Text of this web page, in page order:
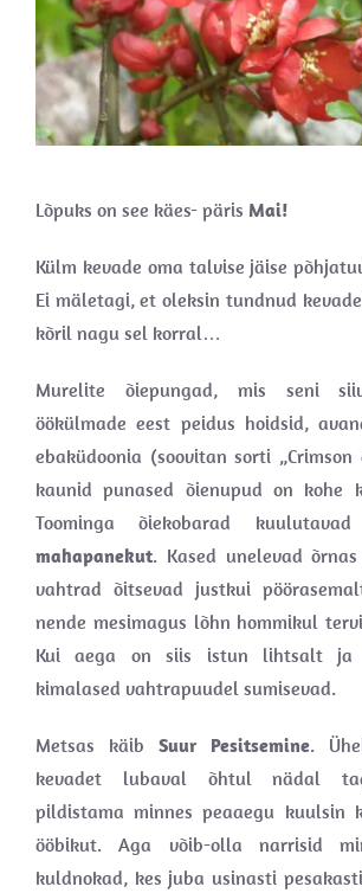
Lõpuks on see käes- päris Mai!
Külm kevade oma talvise jäise
Ei mäletagi, et oleksin tundnud
kõril nagu sel korral…
Murelite õiepungad, mis seni
öökülmade eest peidus hoidsid,
ebaküdoonia (soovitan sorti
kaunid punased õienupud on kohe
Toominga õiekobarad
mahapanekut. Kased unelevad
vahtrad õitsevad justkui
nende mesimagus lõhn hommikul
Kui aega on siis istun lihtsalt ja
kimalased vahtrapuudel sumisevad.
Metsas käib Suur Pesitsemine.
kevadet lubaval õhtul nädal
pildistama minnes peaaegu kuulsin
ööbikut. Aga võib-olla narrisid
kuldnokad, kes juba usinasti